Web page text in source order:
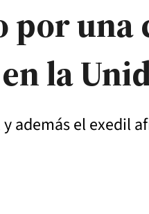
por una
la
además el exedil